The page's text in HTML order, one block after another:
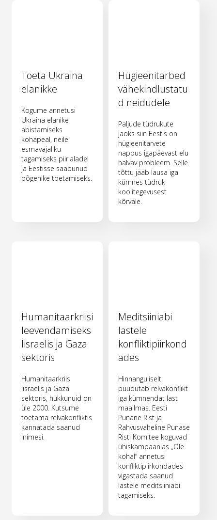
Toeta Ukraina
elanikke
Kogume annetusi
Ukraina elanike
abistamiseks
kohapeal, neile
esmavajaliku
tagamiseks piirialadel
ja Eestisse saabunud
põgenike toetamiseks.
Hügieenitarbed
vähekindlustatu
d neidudele
Paljude tüdrukute
jaoks siin Eestis on
hügieenitarvete
nappus igapäevast elu
halvav probleem. Selle
tõttu jääb lausa iga
kümnes tüdruk
koolitegevusest
kõrvale.
Humanitaarkriisi
leevendamiseks
Iisraelis ja Gaza
sektoris
Humanitaarkriis
Iisraelis ja Gaza
sektoris, hukkunuid on
üle 2000. Kutsume
toetama relvakonfliktis
kannatada saanud
inimesi.
Meditsiiniabi
lastele
konfliktipiirkond
ades
Hinnanguliselt
puudutab relvakonflikt
iga kümnendat last
maailmas. Eesti
Punane Rist ja
Rahvusvaheline Punase
Risti Komitee koguvad
ühiskampaanias „Ole
kohal“ annetusi
konfliktipiirkondades
vigastada saanud
lastele meditsiiniabi
tagamiseks.